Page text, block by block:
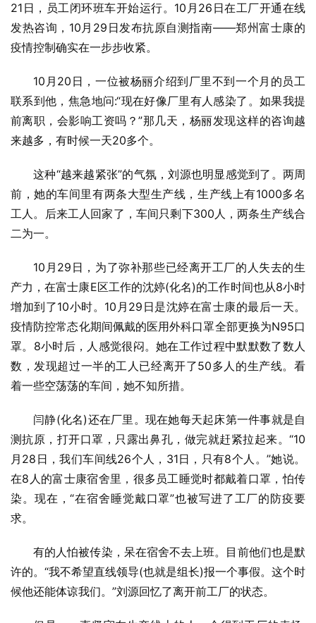
21日，员工闭环班车开始运行。10月26日在工厂开通在线
发热咨询，10月29日发布抗原自测指南——郑州富士康的
疫情控制确实在一步步收紧。
10月20日，一位被杨丽介绍到厂里不到一个月的员工
联系到他，焦急地问:“现在好像厂里有人感染了。如果我提
前离职，会影响工资吗？”那几天，杨丽发现这样的咨询越
来越多，有时候一天20多个。
这种“越来越紧张”的气氛，刘源也明显感觉到了。两周
前，她的车间里有两条大型生产线，生产线上有1000多名
工人。后来工人回家了，车间只剩下300人，两条生产线合
二为一。
10月29日，为了弥补那些已经离开工厂的人失去的生
产力，在富士康E区工作的沈婷(化名)的工作时间也从8小时
增加到了10小时。10月29日是沈婷在富士康的最后一天。
疫情防控常态化期间佩戴的医用外科口罩全部更换为N95口
罩。8小时后，人感觉很闷。她在工作过程中默默数了数人
数，发现超过一半的工人已经离开了50多人的生产线。看
着一些空荡荡的车间，她不知所措。
闫静(化名)还在厂里。现在她每天起床第一件事就是自
测抗原，打开口罩，只露出鼻孔，做完就赶紧拉起来。“10
月28日，我们车间线26个人，31日，只有8个人。”她说。
在8人的富士康宿舍里，很多员工睡觉时都戴着口罩，怕传
染。现在，“在宿舍睡觉戴口罩”也被写进了工厂的防疫要
求。
有的人怕被传染，呆在宿舍不去上班。目前他们也是默
许的。“我不希望直线领导(也就是组长)报一个事假。这个时
候他还能体谅我们。”刘源回忆了离开前工厂的状态。